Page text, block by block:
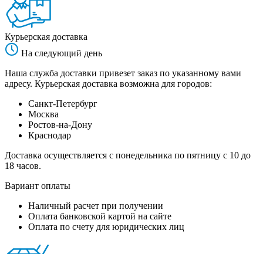
Курьерская доставка
На следующий день
Наша служба доставки привезет заказ по указанному вами
адресу. Курьерская доставка возможна для городов:
Санкт-Петербург
Москва
Ростов-на-Дону
Краснодар
Доставка осуществляется с понедельника по пятницу с 10 до
18 часов.
Вариант оплаты
Наличный расчет при получении
Оплата банковской картой на сайте
Оплата по счету для юридических лиц